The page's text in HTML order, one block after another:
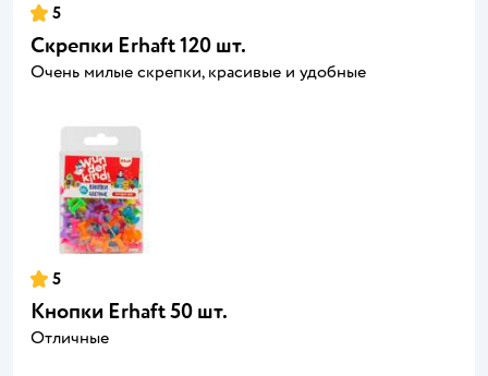
5
Скрепки Erhaft 120 шт.
Очень милые скрепки, красивые и удобные
5
Кнопки Erhaft 50 шт.
Отличные